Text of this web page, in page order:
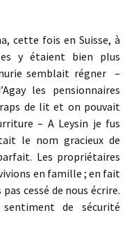
cette fois en Suisse, à
y étaient bien plus
semblait régner –
les pensionnaires
de lit et on pouvait
– A Leysin je fus
le nom gracieux de
Les propriétaires
en famille ; en fait
cessé de nous écrire.
de sécurité